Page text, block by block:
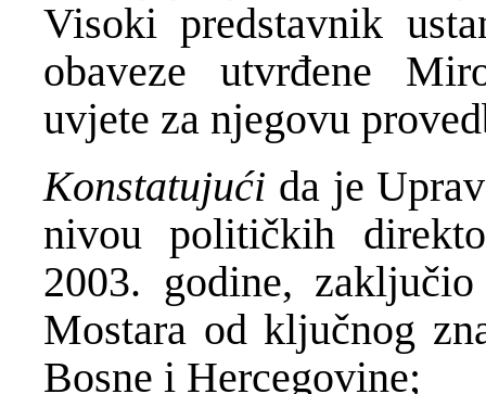
Visoki predstavnik
obaveze utvrđene
uvjete za njegovu
Konstatujući da je
nivou političkih
2003. godine,
Mostara od ključnog
Bosne i Hercegovine;